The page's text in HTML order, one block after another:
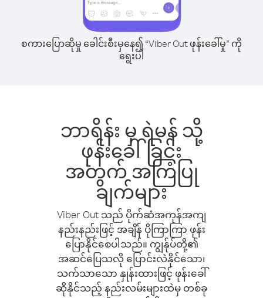
စကားပြောဆိုမှု ခေါင်းစီးမှနေ၍ “Viber Out ဖုန်းခေါ်မှု” ကို
ရွေးပါ
ဘာရိန်း မှ ရဲမန် သို့
ဖုန်းခေါ်ခြင်း
အတွက် အကြံပြု
ချက်များ
Viber Out သည် ပိုက်ဆံအကုန်အကျ
နည်းနည်းဖြင့် အချိန် ပိုကြာကြာ ဖုန်း
ပြောနိုင်စေပါသည်။ ကျွန်ုပ်တို့၏
အဆင်ပြေသလို ပြောင်းလဲနိုင်သော၊
သက်သာသော နှုန်းထားဖြင့် ဖုန်းခေါ်
ဆိုနိုင်သည့် နည်းလမ်းများထဲမှ တစ်ခု